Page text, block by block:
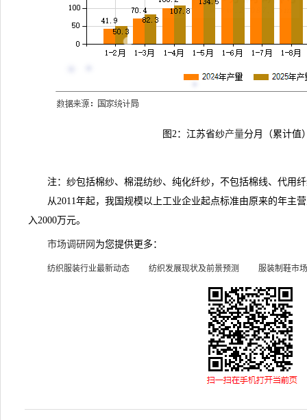
图2：江苏省纱产量分月（累计值
注：纱包括棉纱、棉混纺纱、纯化纤纱，不包括棉线、代用纤
从2011年起，我国规模以上工业企业起点标准由原来的年主营
入2000万元。
市场调研网 为您提供更多：
纺织服装行业最新动态 纺织发展现状及前景预测 服装制鞋市